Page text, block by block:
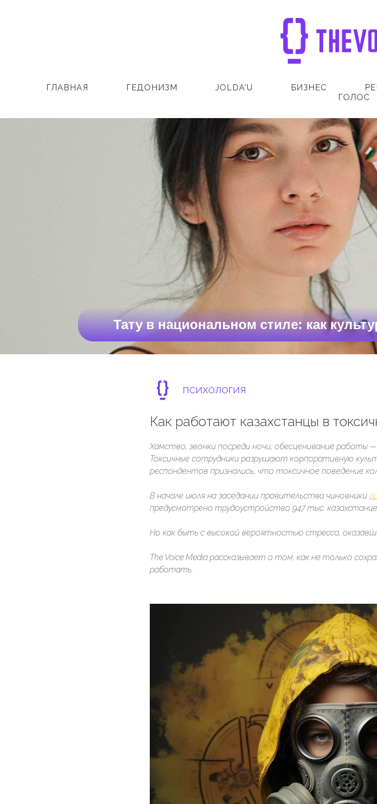
ГЛАВНАЯ ГЕДОНИЗМ JOLDA'U БИЗНЕС
ГОЛОС
Тату в национальном стиле: как
ПСИХОЛОГИЯ
Как работают казахстанцы в
Хамство, звонки посреди ночи, обесценивание работы
Токсичные сотрудники разрушают корпоративную
респондентов признались, что токсичное поведение
В начале июля на заседании правительства чиновники
предусмотрено трудоустройство 947 тыс.
Но как быть с высокой вероятностью стресса,
The Voice Media рассказывает о том, как не только
работать.